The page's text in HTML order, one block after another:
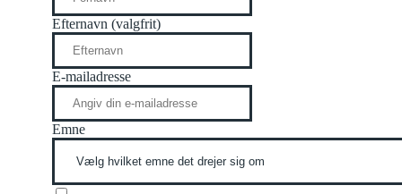
Efternavn (valgfrit)
E-mailadresse
Emne